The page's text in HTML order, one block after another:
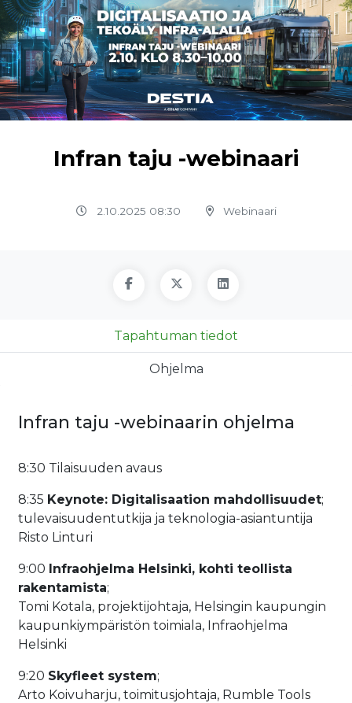
Infran taju -webinaari
2.10.2025 08:30 Webinaari
Tapahtuman tiedot
Ohjelma
Infran taju -webinaarin ohjelma
8:30 Tilaisuuden avaus
8:35 Keynote: Digitalisaation mahdollisuudet;
tulevaisuudentutkija ja teknologia-asiantuntija
Risto Linturi
9:00 Infraohjelma Helsinki, kohti teollista
rakentamista;
Tomi Kotala, projektijohtaja, Helsingin kaupungin
kaupunkiympäristön toimiala, Infraohjelma
Helsinki
9:20 Skyfleet system;
Arto Koivuharju, toimitusjohtaja, Rumble Tools